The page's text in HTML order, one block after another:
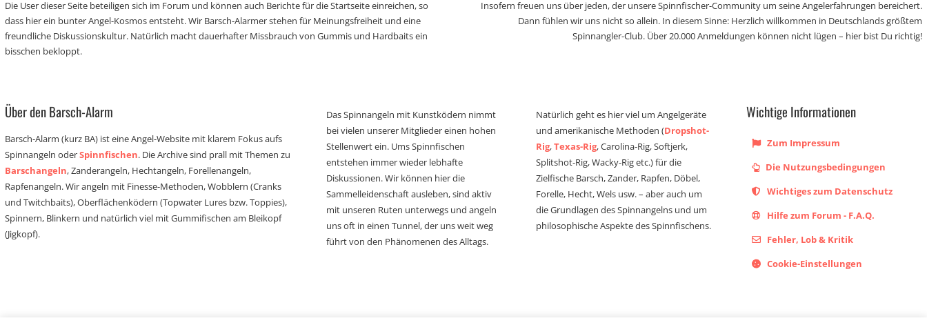
Die User dieser Seite beteiligen sich im Forum und können auch Berichte für die Startseite einreichen, so
dass hier ein bunter Angel-Kosmos entsteht. Wir Barsch-Alarmer stehen für Meinungsfreiheit und eine
freundliche Diskussionskultur. Natürlich macht dauerhafter Missbrauch von Gummis und Hardbaits ein
bisschen bekloppt.
Insofern freuen uns über jeden, der unsere Spinnfischer-Community um seine Angelerfahrungen bereichert.
Dann fühlen wir uns nicht so allein. In diesem Sinne: Herzlich willkommen in Deutschlands größtem
Spinnangler-Club. Über 20.000 Anmeldungen können nicht lügen – hier bist Du richtig!
Über den Barsch-Alarm
Barsch-Alarm (kurz BA) ist eine Angel-Website mit klarem Fokus aufs
Spinnangeln oderSpinnfischen. Die Archive sind prall mit Themen zu
Barschangeln, Zanderangeln, Hechtangeln, Forellenangeln,
Rapfenangeln. Wir angeln mit Finesse-Methoden, Wobblern (Cranks
und Twitchbaits), Oberflächenködern (Topwater Lures bzw. Toppies),
Spinnern, Blinkern und natürlich viel mit Gummifischen am Bleikopf
(Jigkopf).
Das Spinnangeln mit Kunstködern nimmt
bei vielen unserer Mitglieder einen hohen
Stellenwert ein. Ums Spinnfischen
entstehen immer wieder lebhafte
Diskussionen. Wir können hier die
Sammelleidenschaft ausleben, sind aktiv
mit unseren Ruten unterwegs und angeln
uns oft in einen Tunnel, der uns weit weg
führt von den Phänomenen des Alltags.
Natürlich geht es hier viel um Angelgeräte
und amerikanische Methoden (Dropshot-
Rig,Texas-Rig, Carolina-Rig, Softjerk,
Splitshot-Rig, Wacky-Rig etc.) für die
Zielfische Barsch, Zander, Rapfen, Döbel,
Forelle, Hecht, Wels usw. – aber auch um
die Grundlagen des Spinnangelns und um
philosophische Aspekte des Spinnfischens.
Wichtige Informationen
Zum Impressum
Die Nutzungsbedingungen
Wichtiges zum Datenschutz
Hilfe zum Forum - F.A.Q.
Fehler, Lob & Kritik
Cookie-Einstellungen